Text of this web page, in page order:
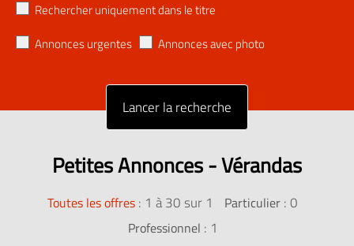
Rechercher uniquement dans le titre
Annonces urgentes
Annonces avec photo
Petites Annonces - Vérandas
Toutes les offres : 1 à 30 sur 1 Particulier : 0
Professionnel : 1